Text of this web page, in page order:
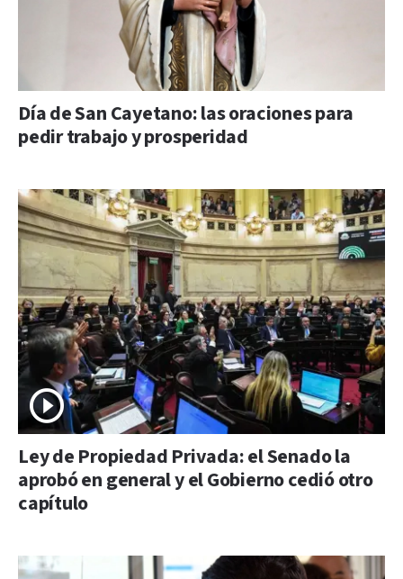
Día de San Cayetano: las oraciones para
pedir trabajo y prosperidad
Ley de Propiedad Privada: el Senado la
aprobó en general y el Gobierno cedió otro
capítulo